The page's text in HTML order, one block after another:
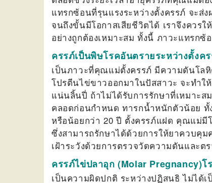
แทรกซ้อนที่รุนแรงระหว่างตั้งครรภ์ จะส่
จนถึงขั้นมีโอกาสเสียชีวิตได้ เราจึงควร
อย่างถูกต้องเหมาะสม ทั้งนี้ ภาวะแทรก
ครรภ์เป็นพิษโรคอันตรายระหว่างตั้งค
เป็นภาวะที่คุณแม่ตั้งครรภ์ มีความดันโลหิ
โปรตีนไข่ขาวออกมาในปัสสาวะ จะทำ
แน่นลิ้นปี่ ถ้าไม่ได้รับการรักษาที่เหมาะส
คลอดก่อนกำหนด ทารกน้ำหนักตัวน้อย
หรือน้อยกว่า 20 ปี ตั้งครรภ์แฝด คุณแม่มี
ซึ่งสามารถรักษาได้ด้วยการให้ยาควบคุ
เฝ้าระวังด้วยการตรวจวัดความดันและต
ครรภ์ไข่ปลาอุก (Molar Pregnancy)
เป็นความผิดปกติ ระหว่างปฏิสนธิ ไม่ได้